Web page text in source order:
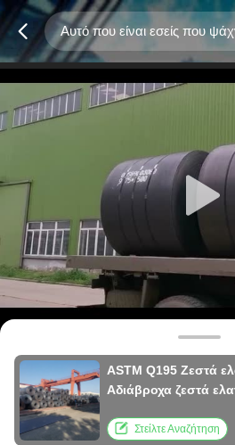
ASTM Q195 Ζεστά
Αδιάβροχα ζεστά
Στείλτε Αναζήτηση